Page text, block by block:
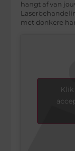
hangt af van
met donkere